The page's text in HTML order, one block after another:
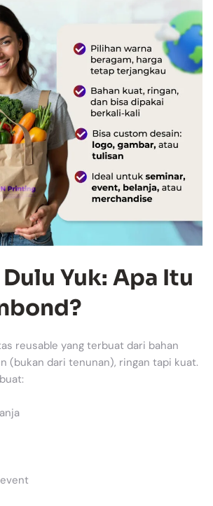
Yuk: Apa Itu
reusable yang terbuat dari bahan
(bukan dari tenunan), ringan tapi kuat.